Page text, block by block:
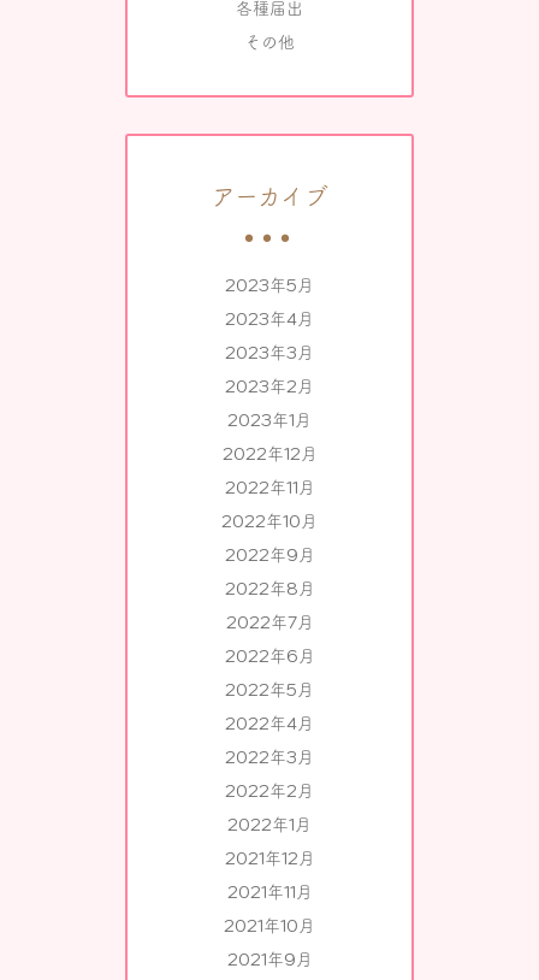
各種届出
その他
アーカイブ
2023年5月
2023年4月
2023年3月
2023年2月
2023年1月
2022年12月
2022年11月
2022年10月
2022年9月
2022年8月
2022年7月
2022年6月
2022年5月
2022年4月
2022年3月
2022年2月
2022年1月
2021年12月
2021年11月
2021年10月
2021年9月